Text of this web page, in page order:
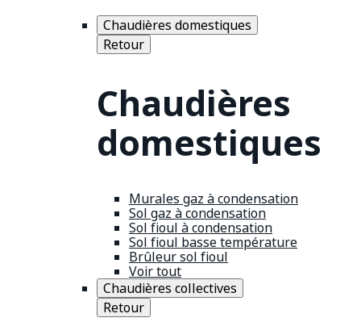
Chaudières domestiques
Retour
Chaudières
domestiques
Murales gaz à condensation
Sol gaz à condensation
Sol fioul à condensation
Sol fioul basse température
Brûleur sol fioul
Voir tout
Chaudières collectives
Retour